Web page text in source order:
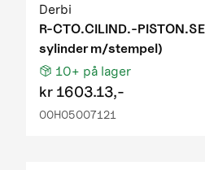
Derbi
R-CTO.CILIND.-
sylinder m/stempel)
10+ på lager
kr 1603.13,-
00H05007121